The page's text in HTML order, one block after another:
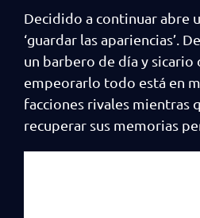
Decidido a continuar abre
‘guardar las apariencias’.
un barbero de día y sicario
empeorarlo todo está en
facciones rivales mientras
recuperar sus memorias